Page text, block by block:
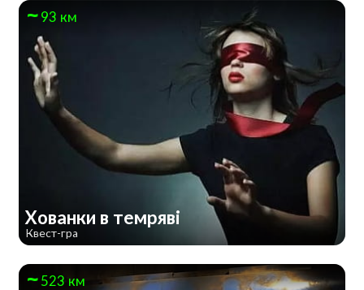
93 км
Хованки в темряві
Квест-гра
523 км